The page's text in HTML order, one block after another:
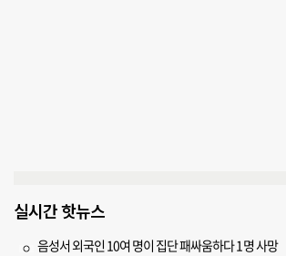
실시간 핫뉴스
음성서 외국인 10여 명이 집단 패싸움하다 1명 사망